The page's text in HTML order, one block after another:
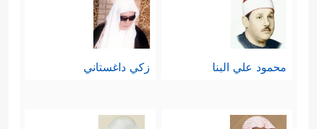
محمود علي البنا زكي داغستاني